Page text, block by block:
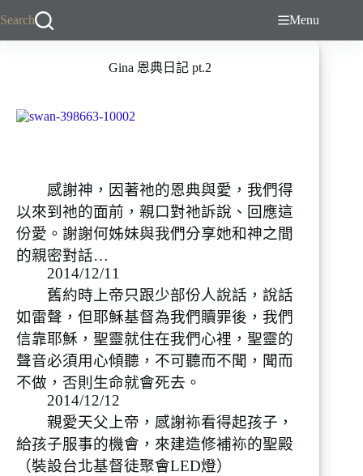
Search Menu
Gina 恩典日記 pt.2
感謝神，因著祂的恩典與愛，我們得
以來到祂的面前，親口對祂訴說、回應這
份愛。謝謝何姊妹與我們分享她和神之間
的親密對話…
2014/12/11
舊約時上帝只跟少部份人說話，說話
如雷聲，但耶穌基督為我們贖罪後，我們
信靠耶穌，聖靈就住在我們心裡，聖靈的
聲音必須用心傾聽，不可聽而不聞，聞而
不做，否則生命就會死去。
2014/12/12
親愛天父上帝，感謝袮看得起孩子，
給孩子服事的機會，來建造修補袮的聖殿
（裝設台北基督徒聚會LED燈）